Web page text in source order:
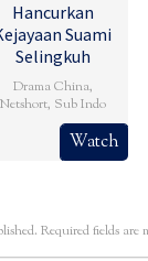
Hancurkan
Suami
Selingkuh
Drama China,
Netshort, Sub Indo
Watch
Required fields are